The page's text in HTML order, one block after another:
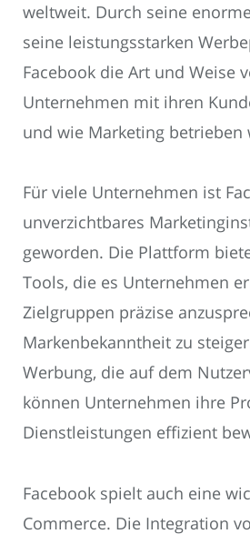
weltweit. Durch seine
seine leistungsstarken
Facebook die Art und Weise
Unternehmen mit ihren
und wie Marketing betrieben
Für viele Unternehmen ist
unverzichtbares
geworden. Die Plattform
Tools, die es Unternehmen
Zielgruppen präzise
Markenbekanntheit zu
Werbung, die auf dem
können Unternehmen ihre
Dienstleistungen effizient
Facebook spielt auch eine
Commerce. Die Integration